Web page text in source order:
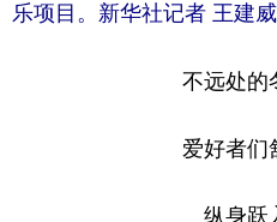
乐项目。新华社记者 王建
不远处的
爱好者们
纵身跃